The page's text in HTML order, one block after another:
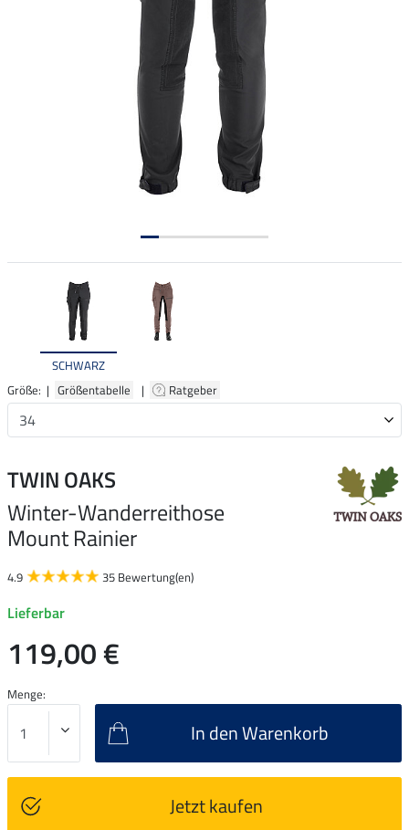
SCHWARZ
Größe: | Größentabelle | Ratgeber
TWIN OAKS
Winter-Wanderreithose
Mount Rainier
4.9 35 Bewertung(en)
Lieferbar
119,00 €
Menge:
In den Warenkorb
Jetzt kaufen